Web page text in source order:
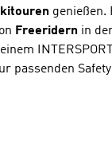
genießen.
Freeridern in
passenden